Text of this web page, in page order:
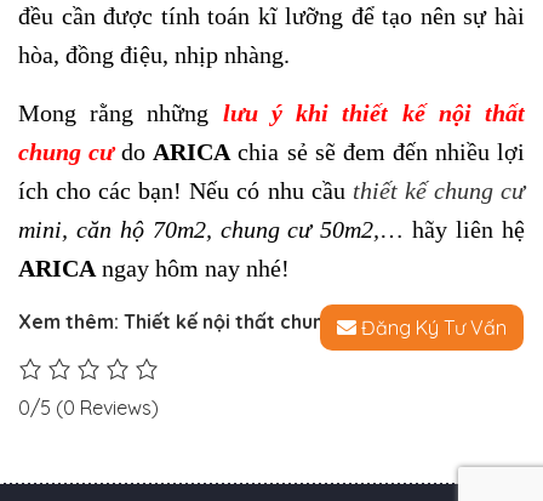
đều cần được tính toán kĩ lưỡng để tạo nên sự hài
hòa, đồng điệu, nhịp nhàng.
Mong rằng những lưu ý khi thiết kế nội thất
chung cưdo ARICA chia sẻ sẽ đem đến nhiều lợi
ích cho các bạn! Nếu có nhu cầu thiết kế chung cư
mini, căn hộ 70m2, chung cư 50m2,… hãy liên hệ
ARICA ngay hôm nay nhé!
Xem thêm: Thiết kế nội thất chung cư 90m2
0/5 (0 Reviews)
Đăng Ký Tư Vấn